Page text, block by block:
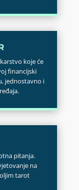
koje će
financijski
jednostavno i
pitanja.
na
tarot